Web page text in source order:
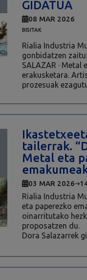
GIDATUA
08 MAR 2026
BISITAK
Rialia Industria
gonbidatzen
SALAZAR · Metal
erakusketara.
prozesuak
tailerrak.
Metal eta
03 MAR 2026
Rialia Industria
eta paperezko
oinarritutako
proposatzen du.
Dora Salazarrek